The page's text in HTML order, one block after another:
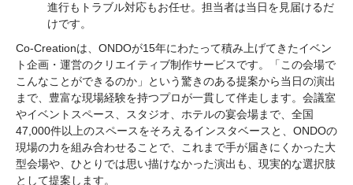
進行もトラブル対応もお任せ。担当者は当日を見届けるだ
けです。
Co-Creationは、ONDOが15年にわたって積み上げてきたイベン
ト企画・運営のクリエイティブ制作サービスです。「この会場で
こんなことができるのか」という驚きのある提案から当日の演出
まで、豊富な現場経験を持つプロが一貫して伴走します。会議室
やイベントスペース、スタジオ、ホテルの宴会場まで、全国
47,000件以上のスペースをそろえるインスタベースと、ONDOの
現場の力を組み合わせることで、これまで手が届きにくかった大
型会場や、ひとりでは思い描けなかった演出も、現実的な選択肢
として提案します。